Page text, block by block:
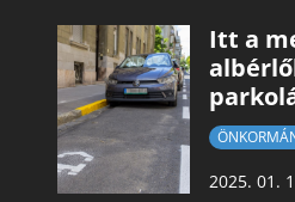
Itt a
2025. 01.